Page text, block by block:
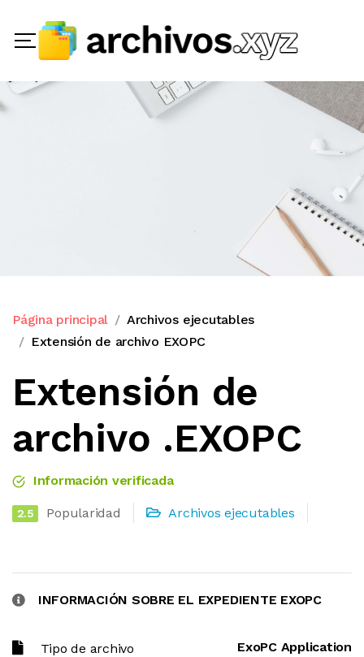
Página principal
Archivos ejecutables
Extensión de archivo EXOPC
Extensión de
archivo .EXOPC
Información verificada
2.5 Popularidad Archivos ejecutables
INFORMACIÓN SOBRE EL EXPEDIENTE EXOPC
Tipo de archivo ExoPC Application